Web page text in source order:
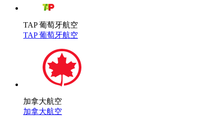
TAP 葡萄牙航空
TAP 葡萄牙航空
加拿大航空
加拿大航空